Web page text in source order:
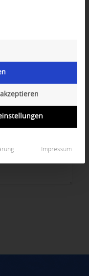
Impressum